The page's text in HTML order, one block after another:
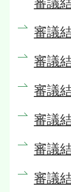
審議
審議
審議
審議
審議
審議